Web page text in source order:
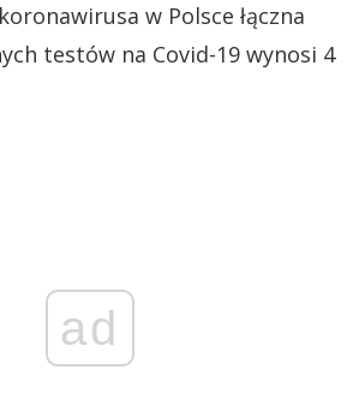
w Polsce łączna
testów na Covid-19 wynosi 4
ad